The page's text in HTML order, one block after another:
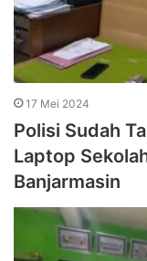
17 Mei 2024
Polisi Sudah
Laptop
Banjarmasin